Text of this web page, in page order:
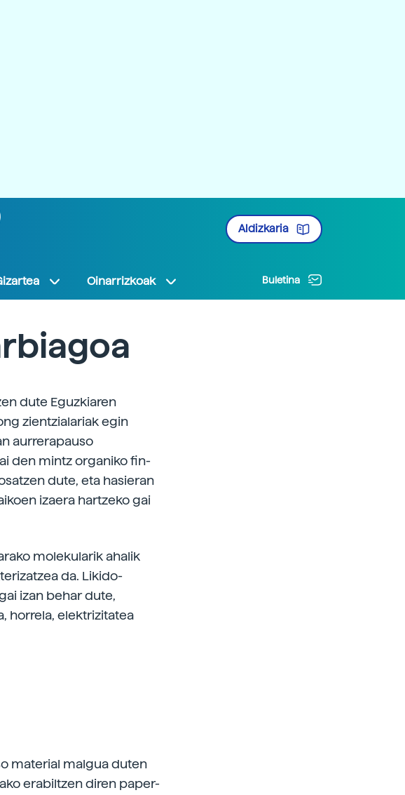
Aldizkaria
Oinarrizkoak Buletina
dute Eguzkiaren
zientzialariak egin
aurrerapauso
den mintz organiko fin-
dute, eta hasieran
izaera hartzeko gai
molekularik ahalik
da. Likido-
izan behar dute,
horrela, elektrizitatea
material malgua duten
erabiltzen diren paper-